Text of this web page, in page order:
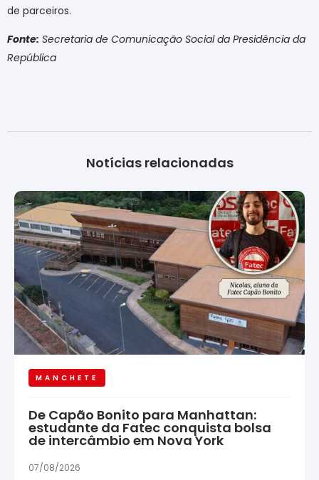
de parceiros.
Fonte: Secretaria de Comunicação Social da Presidência da
República
Notícias relacionadas
MANCHETE
De Capão Bonito para Manhattan:
estudante da Fatec conquista bolsa
de intercâmbio em Nova York
07/08/2026